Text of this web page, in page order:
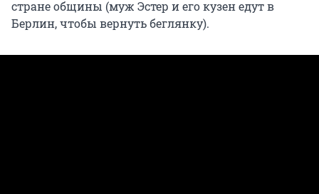
стране общины (муж Эстер и его кузен едут в
Берлин, чтобы вернуть беглянку).